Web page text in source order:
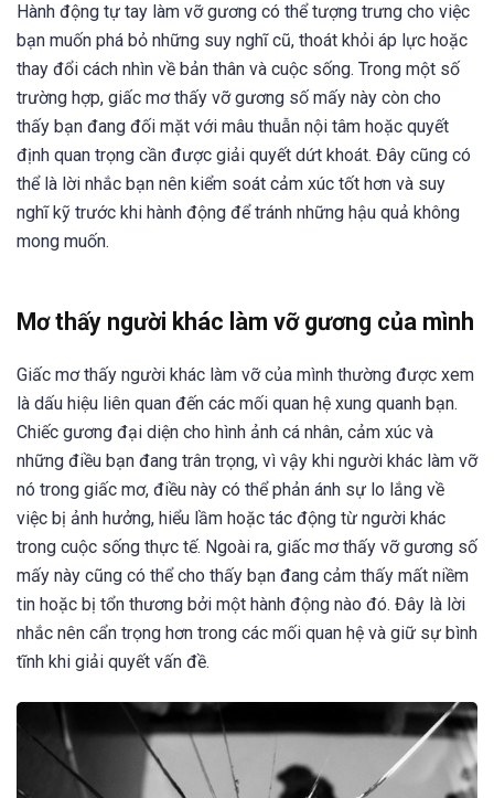
Hành động tự tay làm vỡ gương có thể tượng trưng cho việc
bạn muốn phá bỏ những suy nghĩ cũ, thoát khỏi áp lực hoặc
thay đổi cách nhìn về bản thân và cuộc sống. Trong một số
trường hợp, giấc mơ thấy vỡ gương số mấy này còn cho
thấy bạn đang đối mặt với mâu thuẫn nội tâm hoặc quyết
định quan trọng cần được giải quyết dứt khoát. Đây cũng có
thể là lời nhắc bạn nên kiểm soát cảm xúc tốt hơn và suy
nghĩ kỹ trước khi hành động để tránh những hậu quả không
mong muốn.
Mơ thấy người khác làm vỡ gương của mình
Giấc mơ thấy người khác làm vỡ của mình thường được xem
là dấu hiệu liên quan đến các mối quan hệ xung quanh bạn.
Chiếc gương đại diện cho hình ảnh cá nhân, cảm xúc và
những điều bạn đang trân trọng, vì vậy khi người khác làm vỡ
nó trong giấc mơ, điều này có thể phản ánh sự lo lắng về
việc bị ảnh hưởng, hiểu lầm hoặc tác động từ người khác
trong cuộc sống thực tế. Ngoài ra, giấc mơ thấy vỡ gương số
mấy này cũng có thể cho thấy bạn đang cảm thấy mất niềm
tin hoặc bị tổn thương bởi một hành động nào đó. Đây là lời
nhắc nên cẩn trọng hơn trong các mối quan hệ và giữ sự bình
tĩnh khi giải quyết vấn đề.